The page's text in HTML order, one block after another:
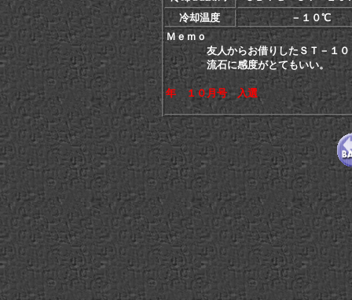
冷却温度
－１０℃
Ｍｅｍｏ
友人からお借りしたＳＴ－１
流石に感度がとてもいい。
年 １０月号 入選